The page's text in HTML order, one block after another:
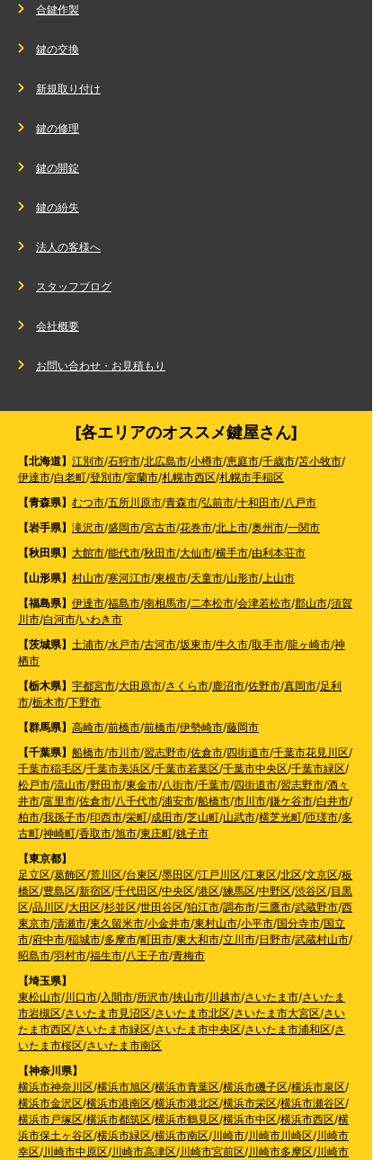
合鍵作製
鍵の交換
新規取り付け
鍵の修理
鍵の開錠
鍵の紛失
法人の客様へ
スタッフブログ
会社概要
お問い合わせ・お見積もり
[各エリアのオススメ鍵屋さん]
【北海道】 江別市/石狩市/北広島市/小樽市/恵庭市/千歳市/苫小牧市/
伊達市/白老町/登別市/室蘭市/札幌市西区/札幌市手稲区
【青森県】 むつ市/五所川原市/青森市/弘前市/十和田市/八戸市
【岩手県】 滝沢市/盛岡市/宮古市/花巻市/北上市/奥州市/一関市
【秋田県】 大館市/能代市/秋田市/大仙市/横手市/由利本荘市
【山形県】 村山市/寒河江市/東根市/天童市/山形市/上山市
【福島県】 伊達市/福島市/南相馬市/二本松市/会津若松市/郡山市/須賀
川市/白河市/いわき市
【茨城県】 土浦市/水戸市/古河市/坂東市/牛久市/取手市/龍ヶ崎市/神
栖市
【栃木県】 宇都宮市/大田原市/さくら市/鹿沼市/佐野市/真岡市/足利
市/栃木市/下野市
【群馬県】 高崎市/前橋市/前橋市/伊勢崎市/藤岡市
【千葉県】 船橋市/市川市/習志野市/佐倉市/四街道市/千葉市花見川区/
千葉市稲毛区/千葉市美浜区/千葉市若葉区/千葉市中央区/千葉市緑区/
松戸市/流山市/野田市/東金市/八街市/千葉市/四街道市/習志野市/酒々
井市/富里市/佐倉市/八千代市/浦安市/船橋市/市川市/鎌ケ谷市/白井市/
柏市/我孫子市/印西市/栄町/成田市/芝山町/山武市/横芝光町/匝瑳市/多
古町/神崎町/香取市/旭市/東庄町/銚子市
【東京都】
足立区/葛飾区/荒川区/台東区/墨田区/江戸川区/江東区/北区/文京区/板
橋区/豊島区/新宿区/千代田区/中央区/港区/練馬区/中野区/渋谷区/目黒
区/品川区/大田区/杉並区/世田谷区/狛江市/調布市/三鷹市/武蔵野市/西
東京市/清瀬市/東久留米市/小金井市/東村山市/小平市/国分寺市/国立
市/府中市/稲城市/多摩市/町田市/東大和市/立川市/日野市/武蔵村山市/
昭島市/羽村市/福生市/八王子市/青梅市
【埼玉県】
東松山市/川口市/入間市/所沢市/挟山市/川越市/さいたま市/さいたま
市岩槻区/さいたま市見沼区/さいたま市北区/さいたま市大宮区/さい
たま市西区/さいたま市緑区/さいたま市中央区/さいたま市浦和区/さ
いたま市桜区/さいたま市南区
【神奈川県】
横浜市神奈川区/横浜市旭区/横浜市青葉区/横浜市磯子区/横浜市泉区/
横浜市金沢区/横浜市港南区/横浜市港北区/横浜市栄区/横浜市瀬谷区/
横浜市戸塚区/横浜市都筑区/横浜市鶴見区/横浜市中区/横浜市西区/横
浜市保土ヶ谷区/横浜市緑区/横浜市南区/川崎市/川崎市川崎区/川崎市
幸区/川崎市中原区/川崎市高津区/川崎市宮前区/川崎市多摩区/川崎市